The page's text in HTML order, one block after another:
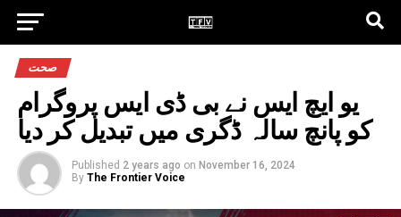
صحت
یو ایچ ایس نے بی ڈی ایس پروگرام
کو پانچ سالہ ڈگری میں تبدیل کر دیا
Published 2 years ago on November 16, 2024
By The Frontier Voice